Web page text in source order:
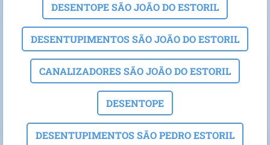
DESENTOPE SÃO JOÃO DO ESTORIL
DESENTUPIMENTOS SÃO JOÃO DO ESTORIL
CANALIZADORES SÃO JOÃO DO ESTORIL
DESENTOPE
DESENTUPIMENTOS SÃO PEDRO ESTORIL